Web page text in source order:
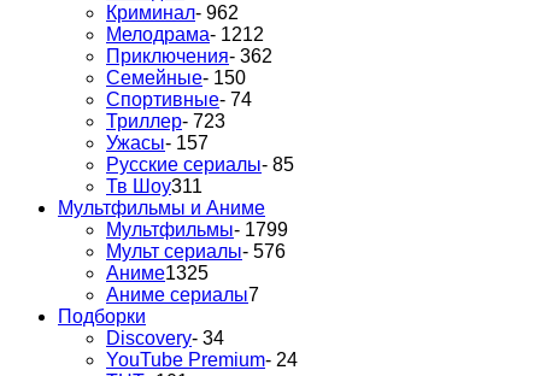
Криминал- 962
Мелодрама- 1212
Приключения- 362
Семейные- 150
Спортивные- 74
Триллер- 723
Ужасы- 157
Русские сериалы- 85
Тв Шоу311
Мультфильмы и Аниме
Мультфильмы- 1799
Мульт сериалы- 576
Аниме1325
Аниме сериалы7
Подборки
Discovery- 34
YouTube Premium- 24